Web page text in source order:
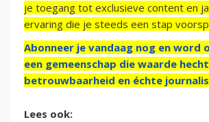
je toegang tot exclusieve content en
ervaring die je steeds een stap
Abonneer je vandaag nog en word
een gemeenschap die waarde
betrouwbaarheid en échte
Lees ook: